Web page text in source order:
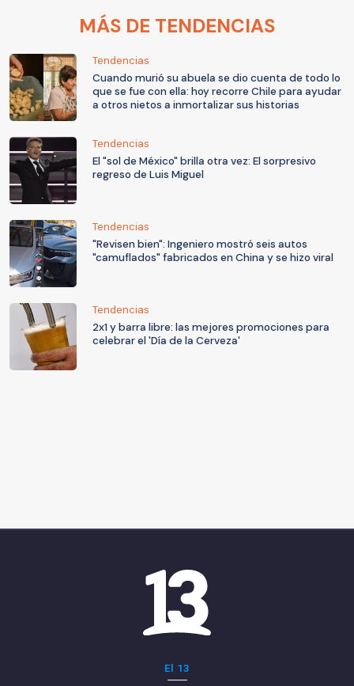
MÁS DE TENDENCIAS
Tendencias
Cuando murió su abuela se dio cuenta de todo lo
que se fue con ella: hoy recorre Chile para ayudar
a otros nietos a inmortalizar sus historias
Tendencias
El "sol de México" brilla otra vez: El sorpresivo
regreso de Luis Miguel
Tendencias
"Revisen bien": Ingeniero mostró seis autos
"camuflados" fabricados en China y se hizo viral
Tendencias
2x1 y barra libre: las mejores promociones para
celebrar el 'Día de la Cerveza'
El 13